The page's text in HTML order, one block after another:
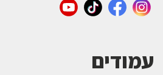
עמודים